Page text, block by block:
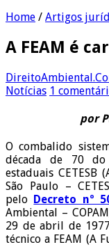
Home / Artigos
A FEAM é
Notícias 1
por
O combalido
década de 70
estaduais CETESB
São Paulo –
pelo Decreto nº
Ambiental –
29 de abril de
técnico a FEAM (A